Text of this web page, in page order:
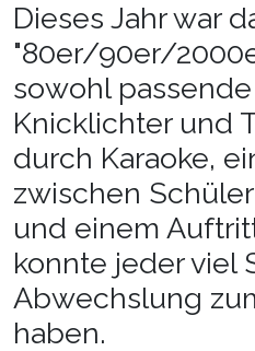
Dieses Jahr war
"80er/90er/
sowohl
Knicklichter und
durch Karaoke,
zwischen
und einem
konnte jeder viel
Abwechslung
haben.